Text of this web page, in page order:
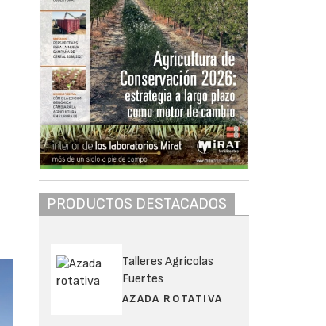
PRODUCTOS DESTACADOS
Talleres Agrícolas
Fuertes
AZADA ROTATIVA